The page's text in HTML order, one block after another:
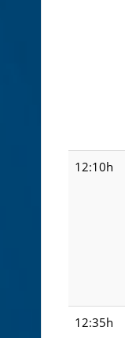
12:10h
12:35h